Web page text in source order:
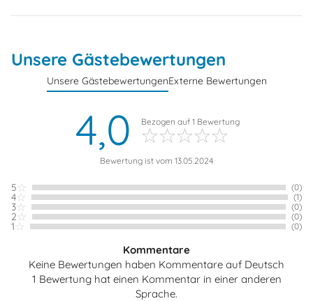
Unsere Gästebewertungen
Unsere GästebewertungenExterne Bewertungen
4,0 Bezogen auf 1 Bewertung
Bewertung ist vom 13.05.2024
5 (0)
4 (1)
3 (0)
2 (0)
1 (0)
Kommentare
Keine Bewertungen haben Kommentare auf Deutsch
1 Bewertung hat einen Kommentar in einer anderen
Sprache.